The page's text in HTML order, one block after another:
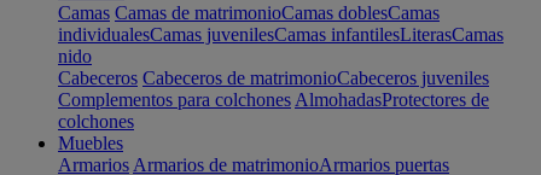
Camas Camas de matrimonioCamas doblesCamas
individualesCamas juvenilesCamas infantilesLiterasCamas
nido
Cabeceros Cabeceros de matrimonioCabeceros juveniles
Complementos para colchones AlmohadasProtectores de
colchones
Muebles
Armarios Armarios de matrimonioArmarios puertas